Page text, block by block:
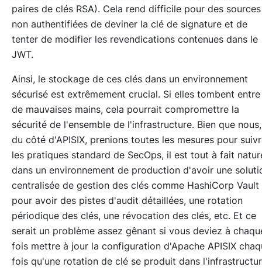
paires de clés RSA). Cela rend difficile pour des sources
non authentifiées de deviner la clé de signature et de
tenter de modifier les revendications contenues dans le
JWT.
Ainsi, le stockage de ces clés dans un environnement
sécurisé est extrêmement crucial. Si elles tombent entre
de mauvaises mains, cela pourrait compromettre la
sécurité de l'ensemble de l'infrastructure. Bien que nous,
du côté d'APISIX, prenions toutes les mesures pour
les pratiques standard de SecOps, il est tout à fait
dans un environnement de production d'avoir une
centralisée de gestion des clés comme HashiCorp Vault
pour avoir des pistes d'audit détaillées, une rotation
périodique des clés, une révocation des clés, etc. Et ce
serait un problème assez gênant si vous deviez à
fois mettre à jour la configuration d'Apache APISIX
fois qu'une rotation de clé se produit dans